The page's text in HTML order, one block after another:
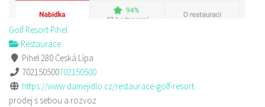
Golf Resort Pihel
Restaurace
Pihel 280 Česká Lípa
702150500702150500
https://www.damejidlo.cz/restaurace-golf-resort...
prodej s sebou a rozvoz